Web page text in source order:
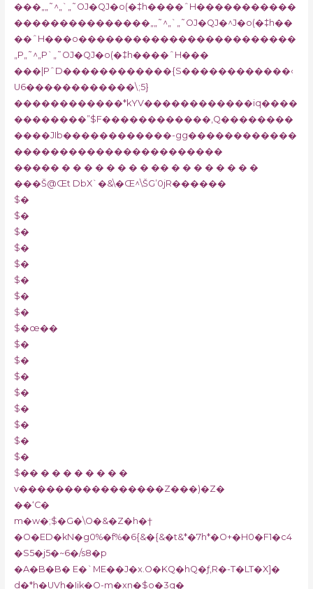
���„„˜^„`„˜OJ�QJ�o(�‡h����ˆH�����������
���������������„„˜^„`„˜OJ�QJ�^J�o(�‡h��
��ˆH���o������������������������
„P„˜^„P`„˜OJ�QJ�o(�‡h����ˆH���
���|PˆD������������{S������������‹
U6������������\;5}
������������*kYV������������iq����
��������”$F������������,Q��������
����JIb������������-gg������������
�����������������������
����� � � � � � � � � �� � � � � � � � �
���Š@Œt DbX`�&\�Œ^\ŠG’0jR������
$�
$�
$�
$�
$�
$�
$�
$�
$�œ��
$�
$�
$�
$�
$�
$�
$�
$�
$�� � � � � � � � �
v����������������Z���)�Z�
��‘C�
m�w�;$�G�\O�&�Z�h�†
�O�ED�kN�g0%�f%�6{&�{&�t&*�7h*�O+�H0�F1�c4
�S5�j5�~6�/s8�p
�A�B�B� E�`ME��J�x.O�KQ�hQ�ƒ,R�-T�LT�X]�
d�*h�UVh�Iik�O-m�xn�$o�3q�